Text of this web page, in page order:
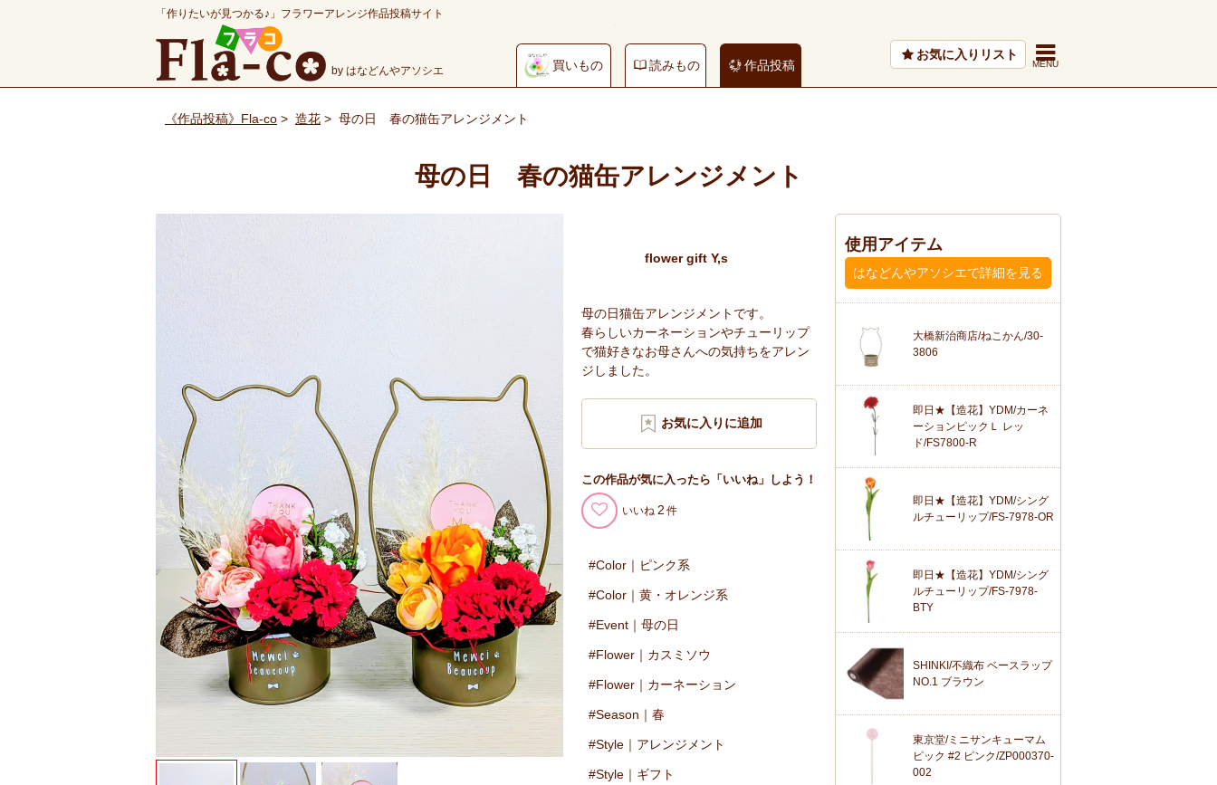
「作りたいが見つかる♪」フラワーアレンジ作品投稿サイト
by はなどんやアソシエ 買いもの 読みもの 作品投稿
お気に入りリスト
《作品投稿》Fla-co > 造花 > 母の日 春の猫缶アレンジメント
母の日 春の猫缶アレンジメント
flower gift Y,s
母の日猫缶アレンジメントです。
春らしいカーネーションやチューリップ
で猫好きなお母さんへの気持ちをアレン
ジしました。
この作品が気に入ったら「いいね」しよう！
いいね 2
Color｜ピンク系
Color｜黄・オレンジ系
Event｜母の日
Flower｜カスミソウ
Flower｜カーネーション
Season｜春
Style｜アレンジメント
Style｜ギフト
使用アイテム
はなどんやアソシエで詳細を見る
大橋新治商店/ねこかん/30-
3806
即日★【造花】YDM/カーネ
ーションピックＬ レッ
ド/FS7800-R
即日★【造花】YDM/シング
ルチューリップ/FS-7978-OR
即日★【造花】YDM/シング
ルチューリップ/FS-7978-
BTY
SHINKI/不織布 ベースラップ
NO.1 ブラウン
東京堂/ミニサンキューマム
ピック #2 ピンク/ZP000370-
002